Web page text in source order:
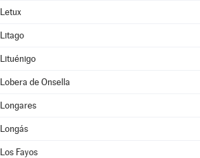
Letux
Litago
Lituénigo
Lobera de Onsella
Longares
Longás
Los Fayos